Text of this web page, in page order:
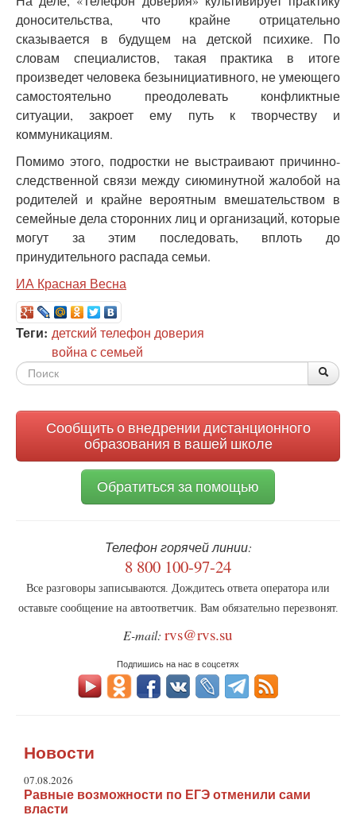
доносительства, что крайне отрицательно
сказывается в будущем на детской психике. По
словам специалистов, такая практика в итоге
произведет человека безынициативного, не умеющего
самостоятельно преодолевать конфликтные
ситуации, закроет ему путь к творчеству и
коммуникациям.
Помимо этого, подростки не выстраивают причинно-
следственной связи между сиюминутной жалобой на
родителей и крайне вероятным вмешательством в
семейные дела сторонних лиц и организаций, которые
могут за этим последовать, вплоть до
принудительного распада семьи.
ИА Красная Весна
Теги: детский телефон доверия
война с семьей
Форма
Сообщить о внедрении дистанционного
образования в вашей школе
Обратиться за помощью
Телефон горячей линии:
8 800 100-97-24
Все разговоры записываются. Дождитесь ответа оператора или
оставьте сообщение на автоответчик. Вам обязательно перезвонят.
E-mail: rvs@rvs.su
Подпишись на нас в соцсетях
Новости
07.08.2026
Равные возможности по ЕГЭ отменили сами
власти